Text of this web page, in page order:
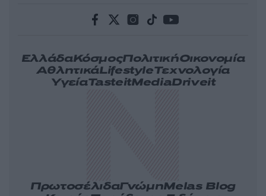
ΕλλάδαΚόσμοςΠολιτικήΟικονομία
ΑθλητικάLifestyleΤεχνολογία
ΥγείαTasteitMediaDriveit
ΠρωτοσέλιδαΓνώμηMelas Blog